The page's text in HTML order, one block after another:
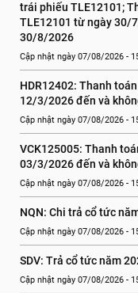
trái phiếu TLE12101;
TLE12101 từ ngày 30/
30/8/2026
Cập nhật ngày 07/08/2026 -
HDR12402: Thanh
12/3/2026 đến và
Cập nhật ngày 07/08/2026 -
VCK125005: Thanh
03/3/2026 đến và
Cập nhật ngày 07/08/2026 -
NQN: Chi trả cổ tức
Cập nhật ngày 07/08/2026 -
SDV: Trả cổ tức năm
Cập nhật ngày 07/08/2026 -